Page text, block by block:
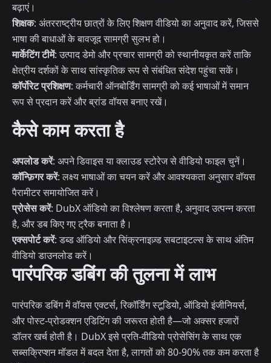
बढ़ाएं।
शिक्षक: अंतरराष्ट्रीय छात्रों के लिए शिक्षण वीडियो का अनुवाद करें, जिससे
भाषा की बाधाओं के बावजूद सामग्री सुलभ हो।
मार्केटिंग टीमें: उत्पाद डेमो और प्रचार सामग्री को स्थानीयकृत करें ताकि
क्षेत्रीय दर्शकों के साथ सांस्कृतिक रूप से संबंधित संदेश पहुंचा सकें।
कॉर्पोरेट प्रशिक्षण: कर्मचारी ऑनबोर्डिंग सामग्री को कई भाषाओं में समान
रूप से प्रदान करें और ब्रांड वॉयस बनाए रखें।
कैसे काम करता है
अपलोड करें: अपने डिवाइस या क्लाउड स्टोरेज से वीडियो फाइल चुनें।
कॉन्फ़िगर करें: लक्ष्य भाषाओं का चयन करें और आवश्यकता अनुसार वॉयस
पैरामीटर समायोजित करें।
प्रोसेस करें: DubX ऑडियो का विश्लेषण करता है, अनुवाद उत्पन्न करता
है, और डब किए गए ट्रैक बनाता है।
एक्सपोर्ट करें: डब्ड ऑडियो और सिंक्रनाइज़्ड सबटाइटल्स के साथ अंतिम
वीडियो डाउनलोड करें।
पारंपरिक डबिंग की तुलना में लाभ
पारंपरिक डबिंग में वॉयस एक्टर्स, रिकॉर्डिंग स्टूडियो, ऑडियो इंजीनियर्स,
और पोस्ट-प्रोडक्शन एडिटिंग की जरूरत होती है—जो अक्सर हजारों
डॉलर खर्च होती है। DubX इसे प्रति-वीडियो प्रोसेसिंग के साथ एक
सब्सक्रिप्शन मॉडल में बदल देता है, लागतों को 80-90% तक कम करता है